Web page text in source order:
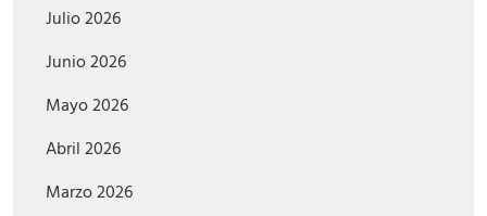
Julio 2026
Junio 2026
Mayo 2026
Abril 2026
Marzo 2026